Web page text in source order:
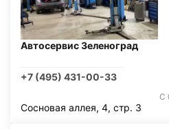
Автосервис Зеленоград
+7 (495) 431-00-33
С
Сосновая аллея, 4, стр. 3